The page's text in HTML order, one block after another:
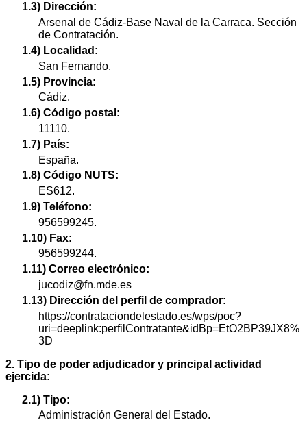
1.3) Dirección:
Arsenal de Cádiz-Base Naval de la Carraca. Sección
de Contratación.
1.4) Localidad:
San Fernando.
1.5) Provincia:
Cádiz.
1.6) Código postal:
11110.
1.7) País:
España.
1.8) Código NUTS:
ES612.
1.9) Teléfono:
956599245.
1.10) Fax:
956599244.
1.11) Correo electrónico:
jucodiz@fn.mde.es
1.13) Dirección del perfil de comprador:
https://contrataciondelestado.es/wps/poc?
uri=deeplink:perfilContratante&idBp=EtO2BP39JX8%
3D
2. Tipo de poder adjudicador y principal actividad
ejercida:
2.1) Tipo:
Administración General del Estado.